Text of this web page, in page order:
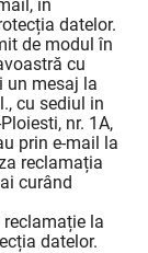
în
datelor.
de modul în
cu
un mesaj la
cu sediul in
nr. 1A,
prin e-mail la
reclamația
curând
reclamație la
datelor.